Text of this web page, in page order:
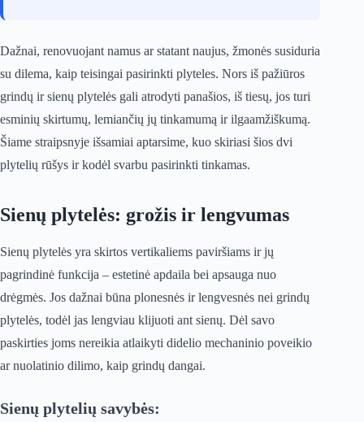
Dažnai, renovuojant namus ar statant naujus, žmonės susiduria
su dilema, kaip teisingai pasirinkti plyteles. Nors iš pažiūros
grindų ir sienų plytelės gali atrodyti panašios, iš tiesų, jos turi
esminių skirtumų, lemiančių jų tinkamumą ir ilgaamžiškumą.
Šiame straipsnyje išsamiai aptarsime, kuo skiriasi šios dvi
plytelių rūšys ir kodėl svarbu pasirinkti tinkamas.
Sienų plytelės: grožis ir lengvumas
Sienų plytelės yra skirtos vertikaliems paviršiams ir jų
pagrindinė funkcija – estetinė apdaila bei apsauga nuo
drėgmės. Jos dažnai būna plonesnės ir lengvesnės nei grindų
plytelės, todėl jas lengviau klijuoti ant sienų. Dėl savo
paskirties joms nereikia atlaikyti didelio mechaninio poveikio
ar nuolatinio dilimo, kaip grindų dangai.
Sienų plytelių savybės: